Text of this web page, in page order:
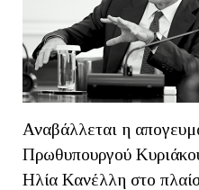
Αναβάλλεται η
Πρωθυπουργού
Ηλία Κανέλλη στο